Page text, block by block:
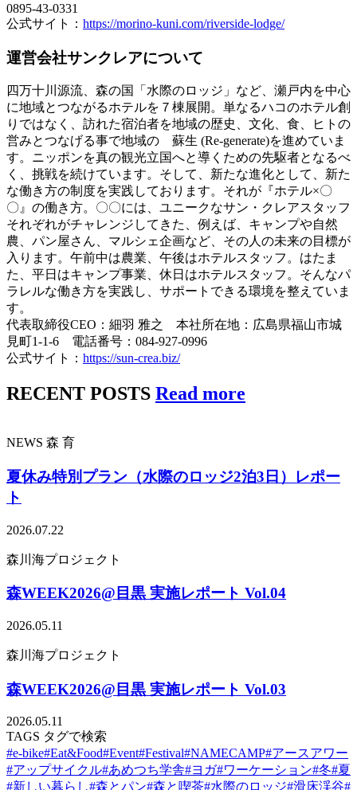
0895-43-0331
公式サイト： https://morino-kuni.com/riverside-lodge/
運営会社サンクレアについて
四万十川源流、森の国「水際のロッジ」など、瀬戸内を中心
に地域とつながるホテルを７棟展開。単なるハコのホテル創
りではなく、訪れた宿泊者を地域の歴史、文化、食、ヒトの
営みとつなげる事で地域の 蘇生 (Re-generate)を進めていま
す。ニッポンを真の観光立国へと導くための先駆者となるべ
く、挑戦を続けています。そして、新たな進化として、新た
な働き方の制度を実践しております。それが『ホテル×〇
〇』の働き方。〇〇には、ユニークなサン・クレアスタッフ
それぞれがチャレンジしてきた、例えば、キャンプや自然
農、パン屋さん、マルシェ企画など、その人の未来の目標が
入ります。午前中は農業、午後はホテルスタッフ。はたま
た、平日はキャンプ事業、休日はホテルスタッフ。そんなパ
ラレルな働き方を実践し、サポートできる環境を整えていま
す。
代表取締役CEO：細羽 雅之 本社所在地：広島県福山市城
見町1-1-6 電話番号：084-927-0996
公式サイト： https://sun-crea.biz/
RECENT POSTS Read more
NEWS 森 育
夏休み特別プラン（水際のロッジ2泊3日）レポー
ト
2026.07.22
森川海プロジェクト
森WEEK2026@目黒 実施レポート Vol.04
2026.05.11
森川海プロジェクト
森WEEK2026@目黒 実施レポート Vol.03
2026.05.11
TAGS タグで検索
#e-bike#Eat&Food#Event#Festival#NAMECAMP#アースアワー
#アップサイクル#あめつち学舎#ヨガ#ワーケーション#冬#夏
#新しい暮らし#森とパン#森と喫茶#水際のロッジ#滑床渓谷#